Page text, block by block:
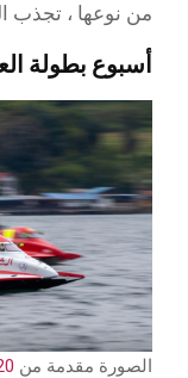
من نوعها ، تجذب
أسبوع بطولة
الصورة مقدمة من